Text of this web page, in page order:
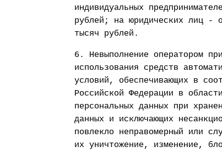
индивидуальных
рублей; на юридических лиц -
тысяч рублей.
6. Невыполнение оператором
использования средств
условий, обеспечивающих в
Российской Федерации в
персональных данных при
данных и исключающих
повлекло неправомерный или
их уничтожение, изменение,